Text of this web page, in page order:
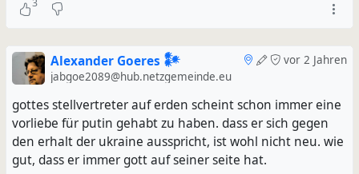
3
vor 2 Jahren
Alexander Goeres 𒀯
jabgoe2089@hub.netzgemeinde.eu
gottes stellvertreter auf erden scheint schon immer eine
vorliebe für putin gehabt zu haben. dass er sich gegen
den erhalt der ukraine ausspricht, ist wohl nicht neu. wie
gut, dass er immer gott auf seiner seite hat.